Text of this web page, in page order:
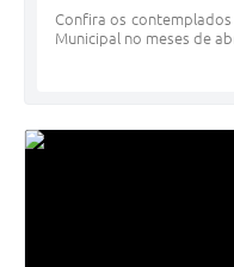
Confira os
Municipal no meses de